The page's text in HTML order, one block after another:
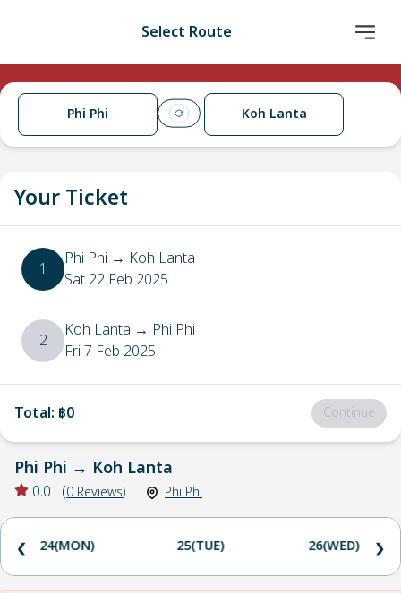
Select Route
Phi Phi Koh Lanta
Your Ticket
1 Phi Phi → Koh Lanta
Sat 22 Feb 2025
2 Koh Lanta → Phi Phi
Fri 7 Feb 2025
Total: ฿0 Continue
Phi Phi → Koh Lanta
0.0 (0 Reviews) Phi Phi
24(MON) 25(TUE) 26(WED)
❮ ❯